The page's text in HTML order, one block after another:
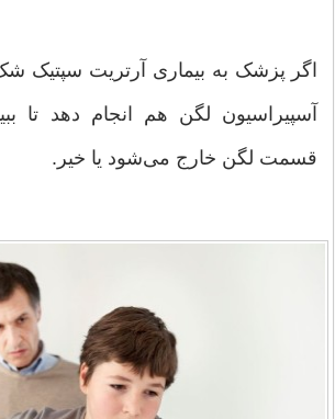
اگر پزشک به بیماری آرتریت سپتیک
آسپیراسیون لگن هم انجام دهد تا
قسمت لگن خارج می‌شود یا خیر.